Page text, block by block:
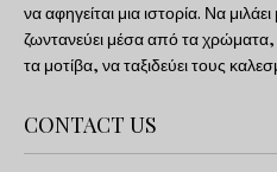
να αφηγείται μια ιστορία. Να
ζωντανεύει μέσα από τα χρώματα,
τα μοτίβα, να ταξιδεύει τους
CONTACT US